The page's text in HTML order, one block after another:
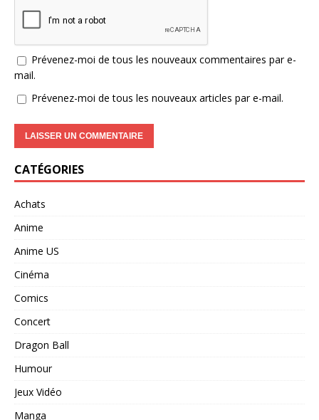
Prévenez-moi de tous les nouveaux commentaires par e-
mail.
Prévenez-moi de tous les nouveaux articles par e-mail.
CATÉGORIES
Achats
Anime
Anime US
Cinéma
Comics
Concert
Dragon Ball
Humour
Jeux Vidéo
Manga